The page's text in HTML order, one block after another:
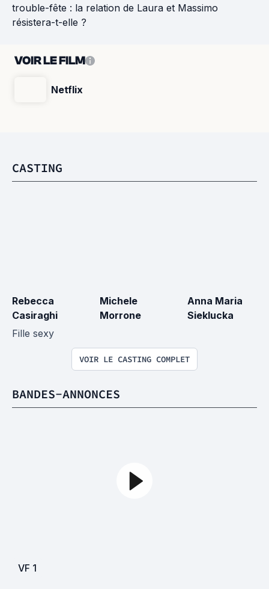
trouble-fête : la relation de Laura et Massimo
résistera-t-elle ?
VOIR LE FILM
Netflix
CASTING
Rebecca
Casiraghi
Fille sexy
Michele
Morrone
Anna Maria
Sieklucka
VOIR LE CASTING COMPLET
BANDES-ANNONCES
VF 1